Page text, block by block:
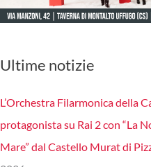
Ultime notizie
L’Orchestra Filarmonica della
protagonista su Rai 2 con “La
Mare” dal Castello Murat di